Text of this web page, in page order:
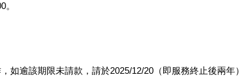
如逾該期限未請款，請於2025/12/20（即服務終止後兩年）